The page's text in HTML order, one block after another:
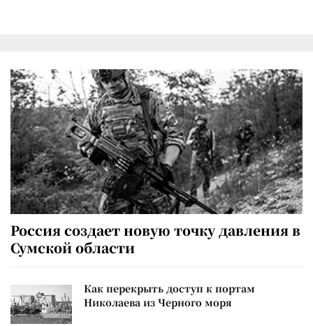
Россия создает новую точку давления в
Сумской области
Как перекрыть доступ к портам
Николаева из Черного моря